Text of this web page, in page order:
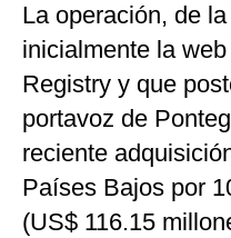
La operación, de
inicialmente la
Registry y que
portavoz de
reciente
Países Bajos por
(US$ 116.15